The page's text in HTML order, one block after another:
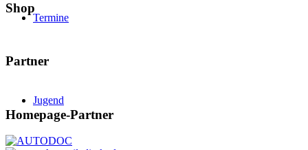
Termine
Jugend
Shop
Partner
Homepage-Partner